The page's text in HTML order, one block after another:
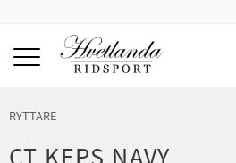
RYTTARE